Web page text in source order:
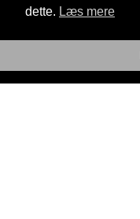
dette. Læs mere